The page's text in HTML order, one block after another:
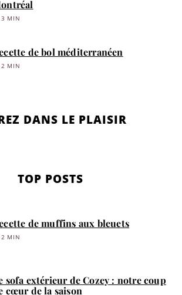
3 MIN
de bol méditerranéen
2 MIN
DANS LE PLAISIR
TOP POSTS
de muffins aux bleuets
2 MIN
sofa extérieur de Cozey : notre coup
cœur de la saison